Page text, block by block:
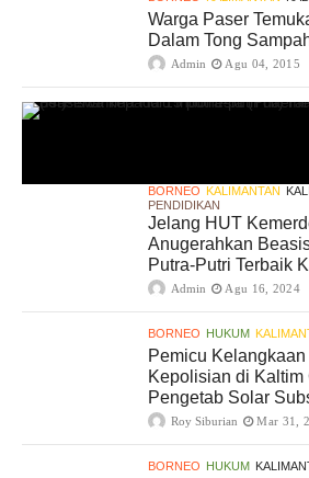
Warga Paser
Dalam Tong
Admin Agu 04, 2015
BORNEO KALIMANTAN
PENDIDIKAN
Jelang HUT
Anugerahkan
Putra-Putri Terbaik
Admin Agu 16, 2024
BORNEO HUKUM
Pemicu
Kepolisian di Kaltim
Pengetab Solar
Roy Siburian Mar 31,
BORNEO HUKUM